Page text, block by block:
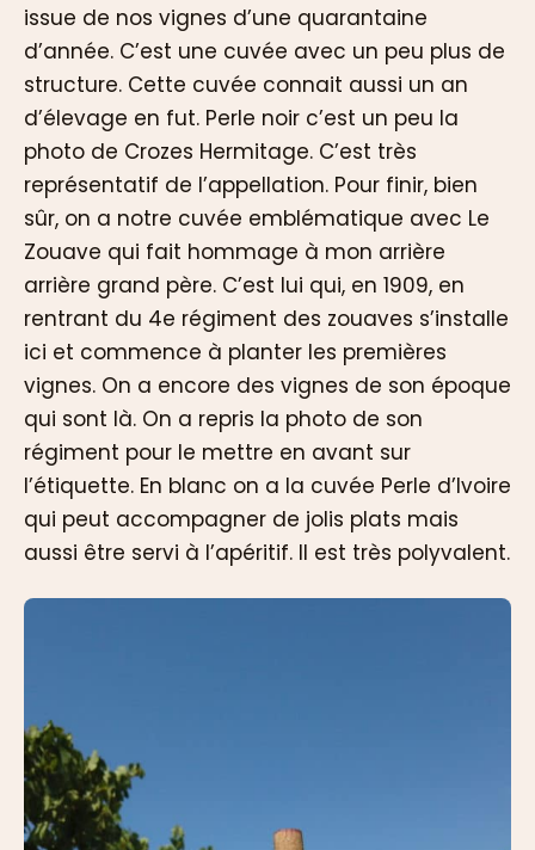
issue de nos vignes d’une quarantaine
d’année. C’est une cuvée avec un peu plus de
structure. Cette cuvée connait aussi un an
d’élevage en fut. Perle noir c’est un peu la
photo de Crozes Hermitage. C’est très
représentatif de l’appellation. Pour finir, bien
sûr, on a notre cuvée emblématique avec Le
Zouave qui fait hommage à mon arrière
arrière grand père. C’est lui qui, en 1909, en
rentrant du 4e régiment des zouaves s’installe
ici et commence à planter les premières
vignes. On a encore des vignes de son époque
qui sont là. On a repris la photo de son
régiment pour le mettre en avant sur
l’étiquette. En blanc on a la cuvée Perle d’Ivoire
qui peut accompagner de jolis plats mais
aussi être servi à l’apéritif. Il est très polyvalent.